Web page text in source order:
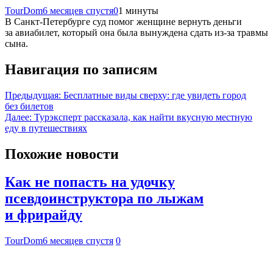
TourDom6 месяцев спустя01 минуты
В Санкт-Петербурге суд помог женщине вернуть деньги
за авиабилет, который она была вынуждена сдать из‑за травмы
сына.
Навигация по записям
Предыдущая: Бесплатные виды сверху: где увидеть город
без билетов
Далее: Турэксперт рассказала, как найти вкусную местную
еду в путешествиях
Похожие новости
Как не попасть на удочку
псевдоинструктора по лыжам
и фрирайду
TourDom6 месяцев спустя 0